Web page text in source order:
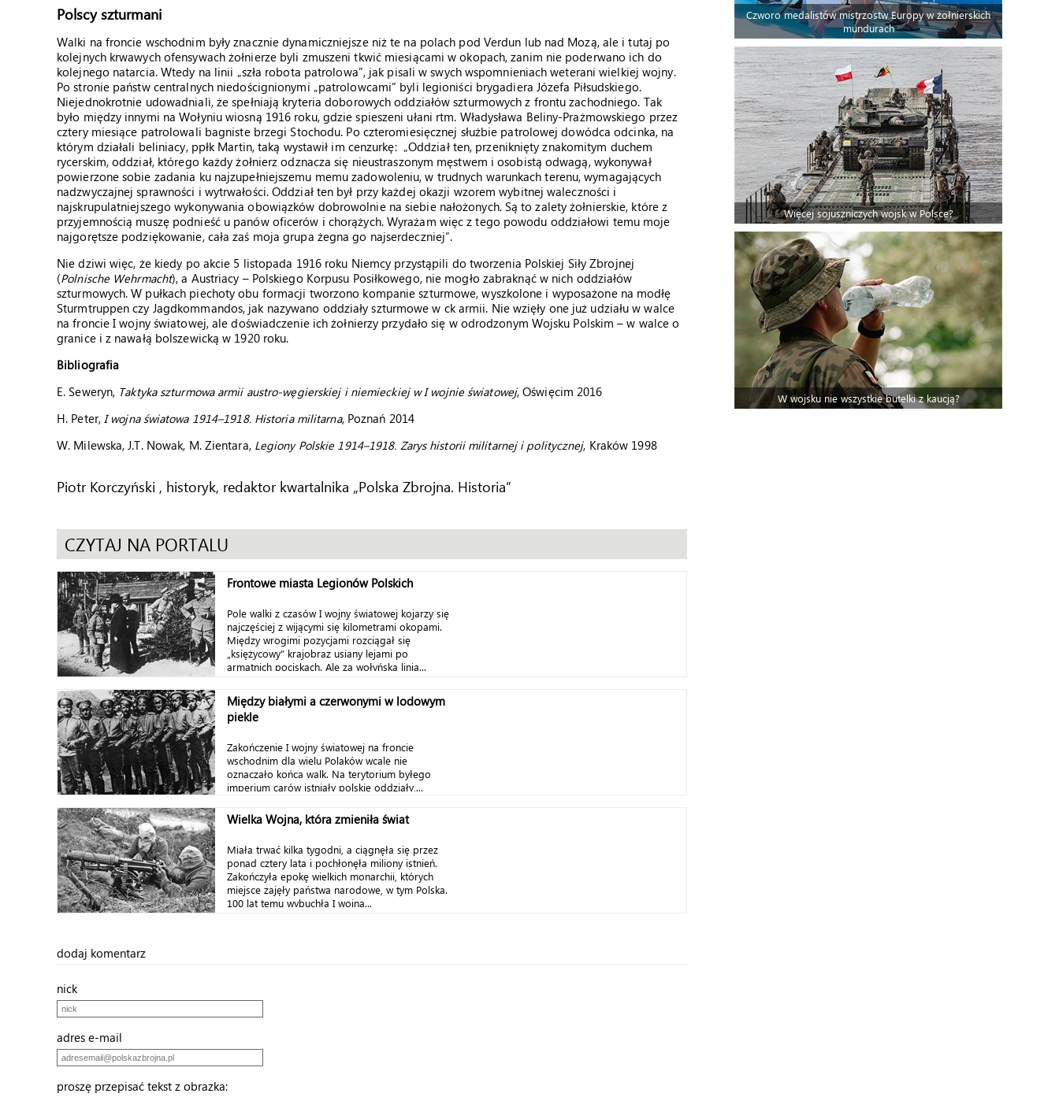
Polscy szturmani
Walki na froncie wschodnim były znacznie dynamiczniejsze niż te na polach pod Verdun lub nad Mozą, ale i tutaj po
kolejnych krwawych ofensywach żołnierze byli zmuszeni tkwić miesiącami w okopach, zanim nie poderwano ich do
kolejnego natarcia. Wtedy na linii „szła robota patrolowa”, jak pisali w swych wspomnieniach weterani wielkiej wojny.
Po stronie państw centralnych niedoścignionymi „patrolowcami” byli legioniści brygadiera Józefa Piłsudskiego.
Niejednokrotnie udowadniali, że spełniają kryteria doborowych oddziałów szturmowych z frontu zachodniego. Tak
było między innymi na Wołyniu wiosną 1916 roku, gdzie spieszeni ułani rtm. Władysława Beliny-Prażmowskiego przez
cztery miesiące patrolowali bagniste brzegi Stochodu. Po czteromiesięcznej służbie patrolowej dowódca odcinka, na
którym działali beliniacy, ppłk Martin, taką wystawił im cenzurkę: „Oddział ten, przeniknięty znakomitym duchem
rycerskim, oddział, którego każdy żołnierz odznacza się nieustraszonym męstwem i osobistą odwagą, wykonywał
powierzone sobie zadania ku najzupełniejszemu memu zadowoleniu, w trudnych warunkach terenu, wymagających
nadzwyczajnej sprawności i wytrwałości. Oddział ten był przy każdej okazji wzorem wybitnej waleczności i
najskrupulatniejszego wykonywania obowiązków dobrowolnie na siebie nałożonych. Są to zalety żołnierskie, które z
przyjemnością muszę podnieść u panów oficerów i chorążych. Wyrażam więc z tego powodu oddziałowi temu moje
najgorętsze podziękowanie, cała zaś moja grupa żegna go najserdeczniej”.
Nie dziwi więc, że kiedy po akcie 5 listopada 1916 roku Niemcy przystąpili do tworzenia Polskiej Siły Zbrojnej
(Polnische Wehrmacht), a Austriacy – Polskiego Korpusu Posiłkowego, nie mogło zabraknąć w nich oddziałów
szturmowych. W pułkach piechoty obu formacji tworzono kompanie szturmowe, wyszkolone i wyposażone na modłę
Sturmtruppen czy Jagdkommandos, jak nazywano oddziały szturmowe w ck armii. Nie wzięły one już udziału w walce
na froncie I wojny światowej, ale doświadczenie ich żołnierzy przydało się w odrodzonym Wojsku Polskim – w walce o
granice i z nawałą bolszewicką w 1920 roku.
Bibliografia
E. Seweryn, Taktyka szturmowa armii austro-węgierskiej i niemieckiej w I wojnie światowej, Oświęcim 2016
H. Peter, I wojna światowa 1914–1918. Historia militarna, Poznań 2014
W. Milewska, J.T. Nowak, M. Zientara, Legiony Polskie 1914–1918. Zarys historii militarnej i politycznej, Kraków 1998
Piotr Korczyński , historyk, redaktor kwartalnika „Polska Zbrojna. Historia”
CZYTAJ NA PORTALU
Frontowe miasta Legionów Polskich
Pole walki z czasów I wojny światowej kojarzy się
najczęściej z wijącymi się kilometrami okopami.
Między wrogimi pozycjami rozciągał się
„księżycowy” krajobraz usiany lejami po
armatnich pociskach. Ale za wołyńską linią...
Między białymi a czerwonymi w lodowym
piekle
Zakończenie I wojny światowej na froncie
wschodnim dla wielu Polaków wcale nie
oznaczało końca walk. Na terytorium byłego
imperium carów istniały polskie oddziały,...
Wielka Wojna, która zmieniła świat
Miała trwać kilka tygodni, a ciągnęła się przez
ponad cztery lata i pochłonęła miliony istnień.
Zakończyła epokę wielkich monarchii, których
miejsce zajęły państwa narodowe, w tym Polska.
100 lat temu wybuchła I wojna...
dodaj komentarz
nick
adres e-mail
proszę przepisać tekst z obrazka:
Czworo medalistów mistrzostw Europy w żołnierskich
mundurach
Więcej sojuszniczych wojsk w Polsce?
W wojsku nie wszystkie butelki z kaucją?